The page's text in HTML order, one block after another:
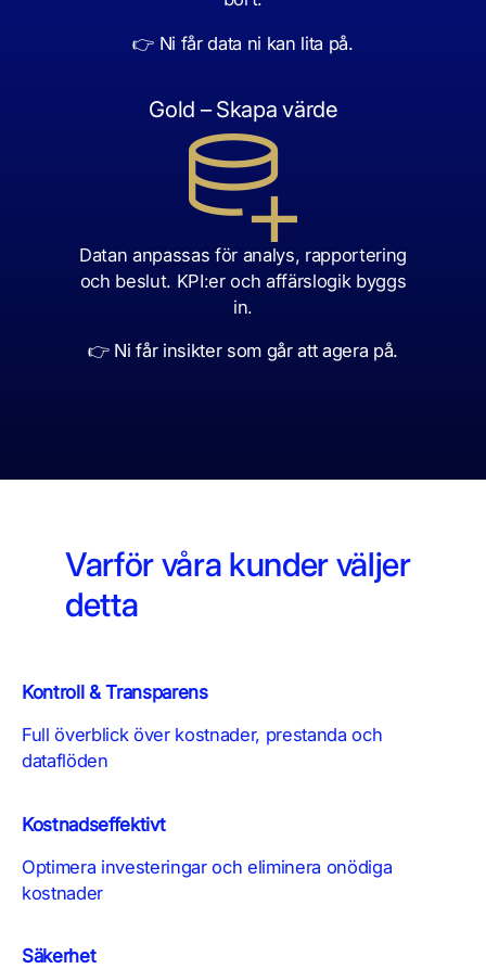
👉 Ni får data ni kan lita på.
Gold – Skapa värde
Datan anpassas för analys, rapportering
och beslut. KPI:er och affärslogik byggs
in.
👉 Ni får insikter som går att agera på.
Varför våra kunder väljer
detta
Kontroll & Transparens
Full överblick över kostnader, prestanda och
dataflöden
Kostnadseffektivt
Optimera investeringar och eliminera onödiga
kostnader
Säkerhet